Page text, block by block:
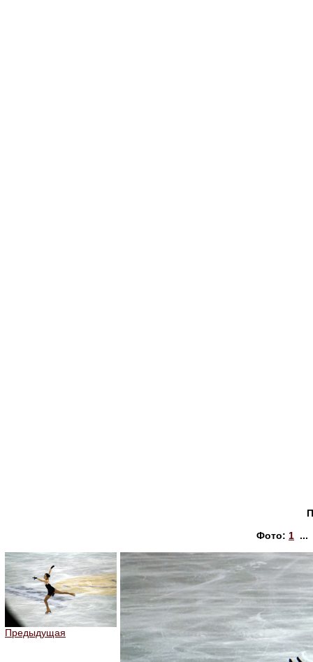
Фото: 1 ...
Предыдущая